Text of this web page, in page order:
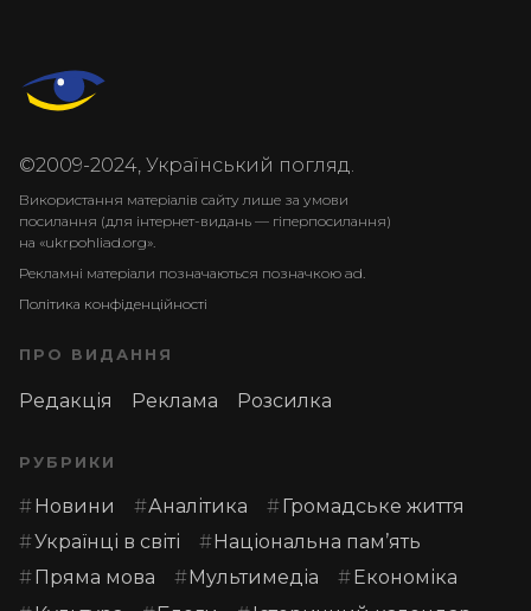
©2009-2024, Український погляд.
Використання матеріалів сайту лише за умови
посилання (для інтернет-видань — гіперпосилання)
на «ukrpohliad.org».
Рекламні матеріали позначаються позначкою ad.
Політика конфіденційності
ПРО ВИДАННЯ
Редакція Реклама Розсилка
РУБРИКИ
Новини Аналітика
Громадське життя
Українці в світі
Національна пам’ять
Пряма мова
Мультимедіа
Економіка